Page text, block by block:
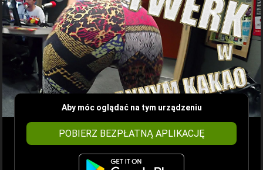
Aby móc oglądać na tym urządzeniu
POBIERZ BEZPŁATNĄ APLIKACJĘ